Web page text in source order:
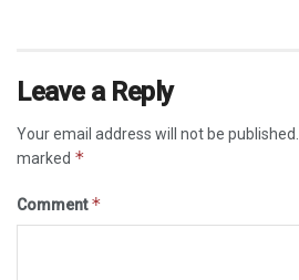
Leave a Reply
Your email address will not be published.
marked *
Comment*